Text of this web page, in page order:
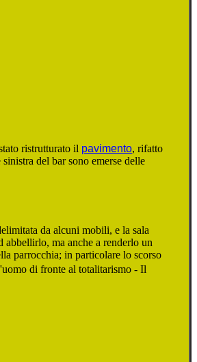
ristrutturato il pavimento, rifatto
del bar sono emerse delle
da alcuni mobili, e la sala
ma anche a renderlo un
parrocchia; in particolare lo scorso
di fronte al totalitarismo - Il